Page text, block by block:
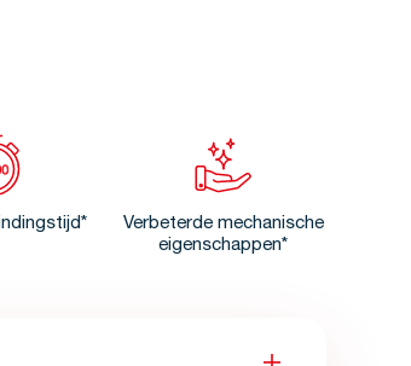
Verbeterde mechanische
eigenschappen*